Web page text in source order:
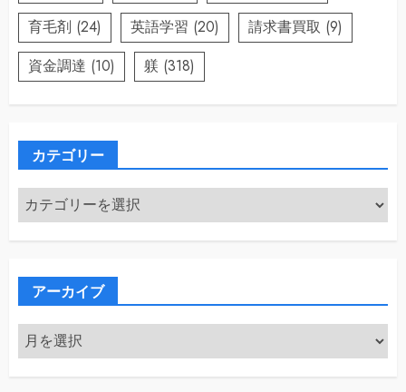
育毛剤 (24) 英語学習 (20) 請求書買取 (9)
資金調達 (10) 躾 (318)
カテゴリー
カ
テ
ゴ
アーカイブ
ア
ー
カ